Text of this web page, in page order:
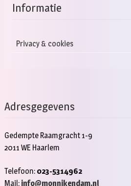
Informatie
Privacy & cookies
Adresgegevens
Gedempte Raamgracht 1-9
2011 WE Haarlem
Telefoon: 023-5314962
Mail: info@monnikendam.nl